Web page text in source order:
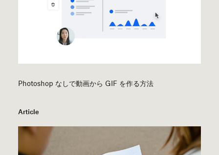
Photoshop なしで動画から GIF を作る方法
Article